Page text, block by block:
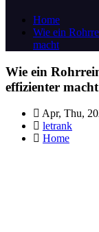
Home
Wie ein
macht
Wie ein
effizienter macht
Apr, Thu,
letrank
Home